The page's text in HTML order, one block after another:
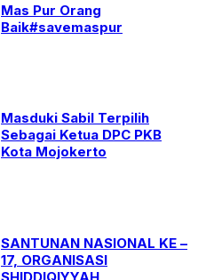
Mas Pur Orang
Baik#savemaspur
Masduki Sabil Terpilih
Sebagai Ketua DPC PKB
Kota Mojokerto
SANTUNAN NASIONAL KE –
17, ORGANISASI
SHIDDIQIYYAH